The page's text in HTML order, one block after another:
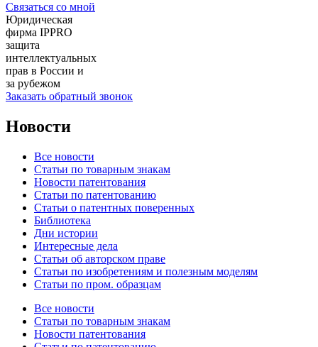
Связаться со мной
Юридическая
фирма IPPRO
защита
интеллектуальных
прав в России и
за рубежом
Заказать обратный звонок
Новости
Все новости
Статьи по товарным знакам
Новости патентования
Статьи по патентованию
Статьи о патентных поверенных
Библиотека
Дни истории
Интересные дела
Статьи об авторском праве
Статьи по изобретениям и полезным моделям
Статьи по пром. образцам
Все новости
Статьи по товарным знакам
Новости патентования